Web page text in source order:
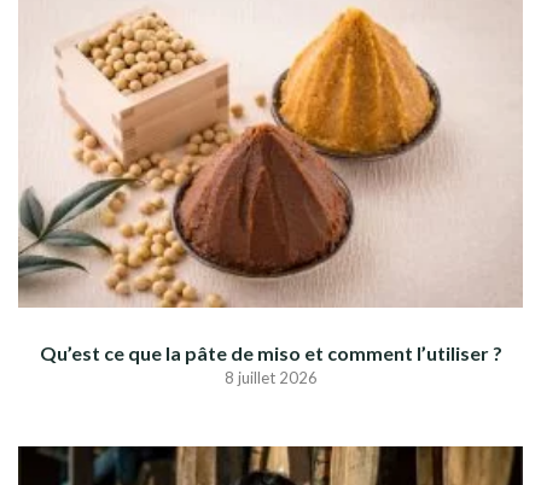
Qu’est ce que la pâte de miso et comment l’utiliser ?
8 juillet 2026